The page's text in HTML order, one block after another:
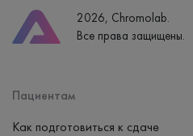
Часы работы
пн-вс: 7:30-15:00
2026, Chromolab.
Все права защищены.
Пациентам
Как подготовиться к сдаче